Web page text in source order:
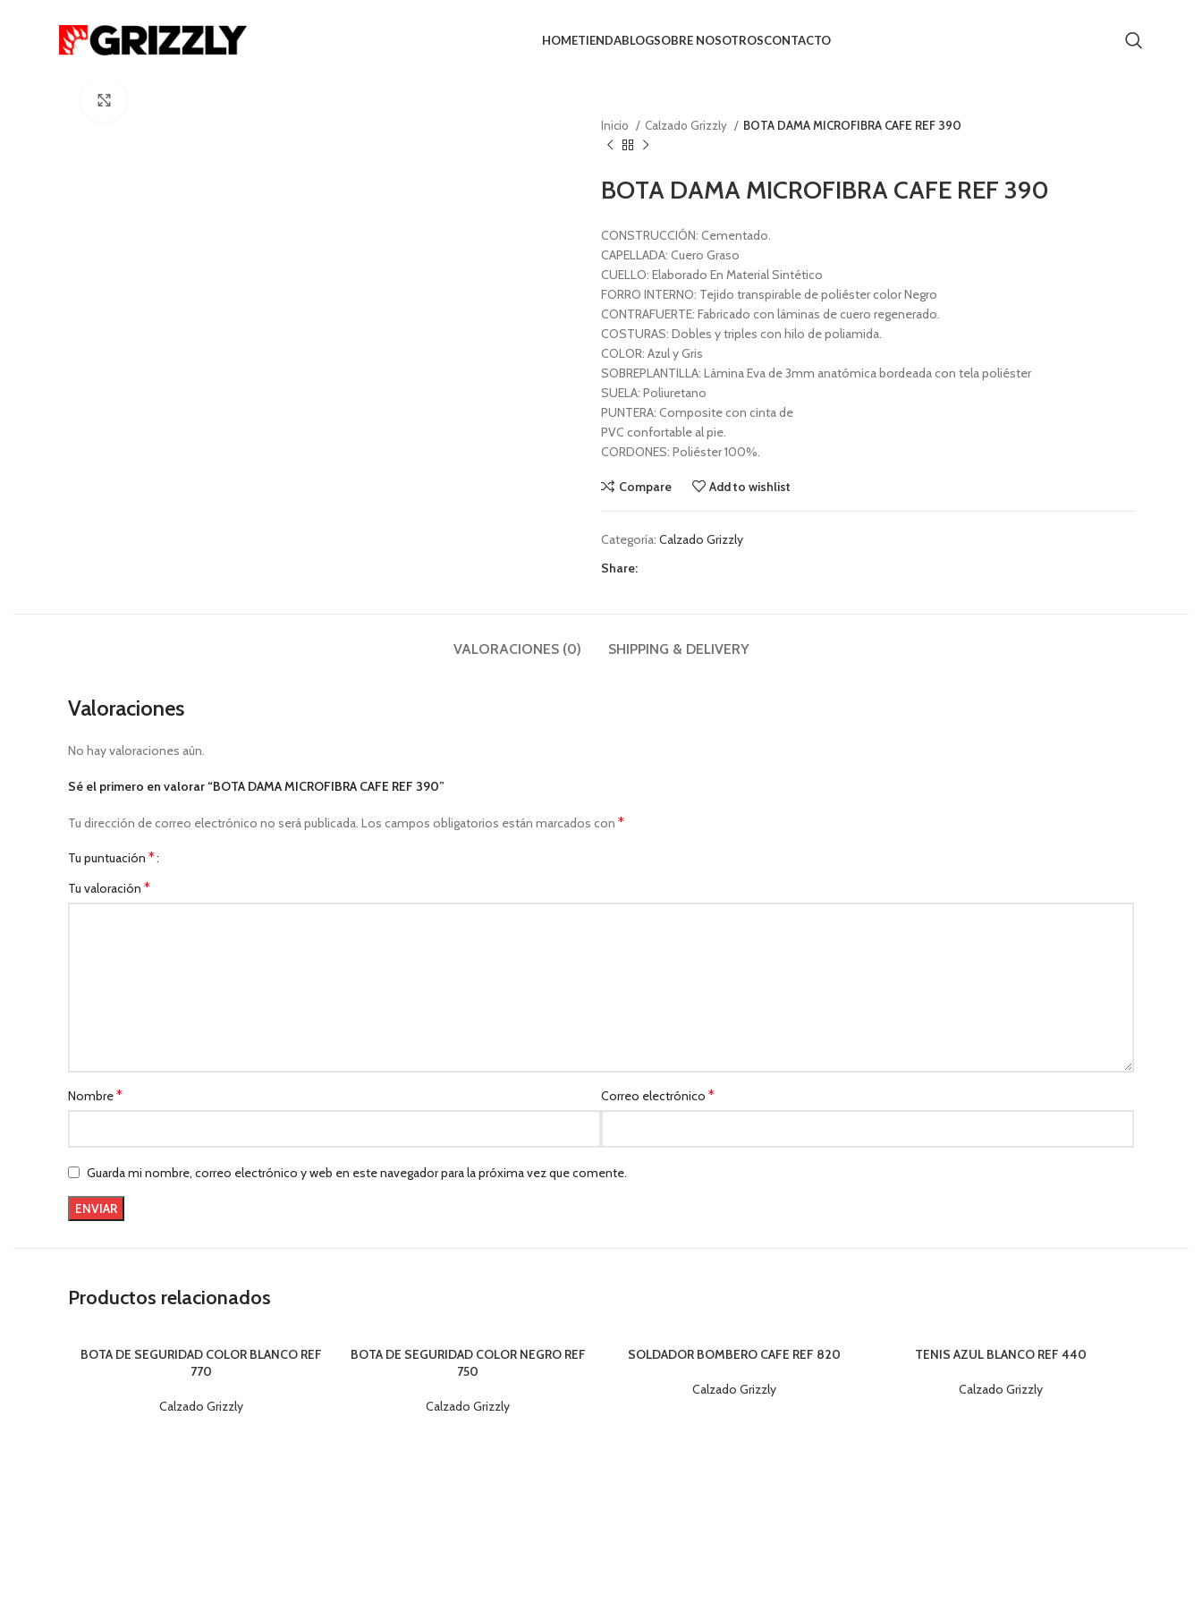
HOMETIENDABLOGSOBRE NOSOTROSCONTACTO
Inicio Calzado Grizzly BOTA DAMA MICROFIBRA CAFE REF 390
BOTA DAMA MICROFIBRA CAFE REF 390
CONSTRUCCIÓN: Cementado.
CAPELLADA: Cuero Graso
CUELLO: Elaborado En Material Sintético
FORRO INTERNO: Tejido transpirable de poliéster color Negro
CONTRAFUERTE: Fabricado con láminas de cuero regenerado.
COSTURAS: Dobles y triples con hilo de poliamida.
COLOR: Azul y Gris
SOBREPLANTILLA: Lámina Eva de 3mm anatómica bordeada con tela poliéster
SUELA: Poliuretano
PUNTERA: Composite con cinta de
PVC confortable al pie.
CORDONES: Poliéster 100%.
Compare Add to wishlist
Categoría: Calzado Grizzly
Share:
VALORACIONES (0) SHIPPING & DELIVERY
Valoraciones
No hay valoraciones aún.
Sé el primero en valorar “BOTA DAMA MICROFIBRA CAFE REF 390”
Tu dirección de correo electrónico no será publicada. Los campos obligatorios están marcados con *
Tu puntuación *
Tu valoración *
Nombre* Correo electrónico *
Guarda mi nombre, correo electrónico y web en este navegador para la próxima vez que comente.
Productos relacionados
BOTA DE SEGURIDAD COLOR BLANCO REF
770
Calzado Grizzly
BOTA DE SEGURIDAD COLOR NEGRO REF
750
Calzado Grizzly
SOLDADOR BOMBERO CAFE REF 820
Calzado Grizzly
TENIS AZUL BLANCO REF 440
Calzado Grizzly